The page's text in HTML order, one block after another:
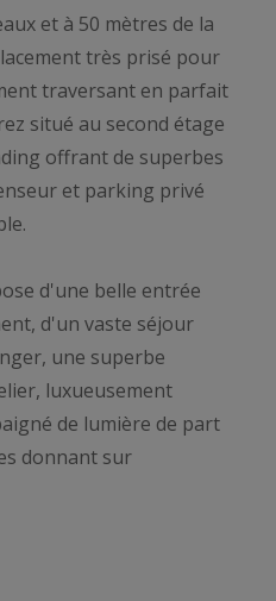
et à 50 mètres de la
très prisé pour
traversant en parfait
situé au second étage
offrant de superbes
et parking privé
d'une belle entrée
d'un vaste séjour
une superbe
luxueusement
de lumière de part
donnant sur